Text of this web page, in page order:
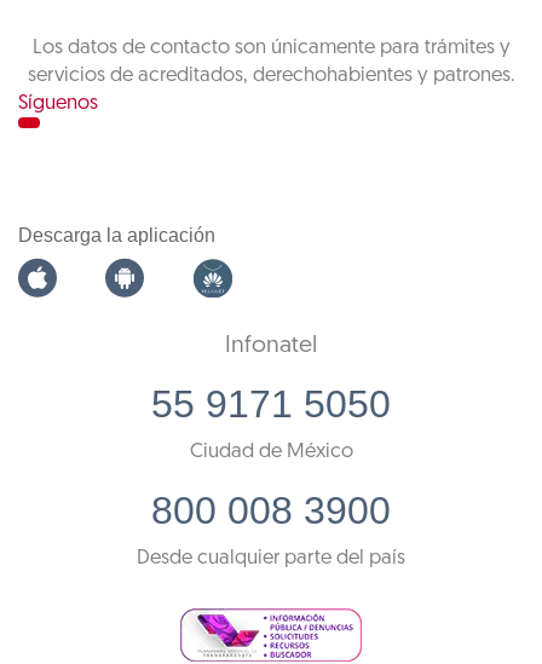
Los datos de contacto son únicamente para trámites y
servicios de acreditados, derechohabientes y patrones.
Síguenos
Descarga la aplicación
Infonatel
55 9171 5050
Ciudad de México
800 008 3900
Desde cualquier parte del país